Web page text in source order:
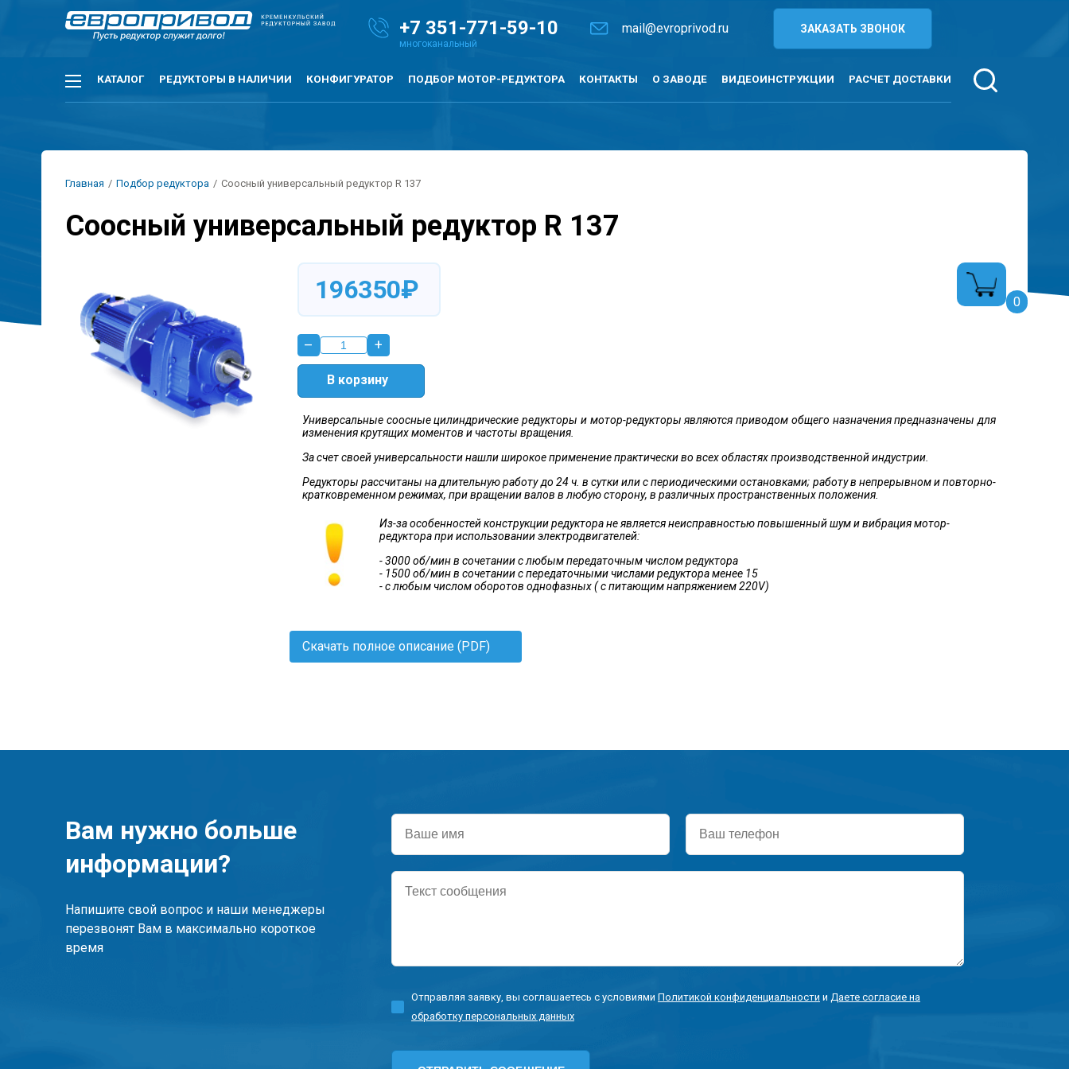
+7 351-771-59-10 mail@evroprivod.ru ЗАКАЗАТЬ ЗВОНОК
Основная
навигация
КАТАЛОГ РЕДУКТОРЫ В НАЛИЧИИ КОНФИГУРАТОР ПОДБОР МОТОР-РЕДУКТОРА КОНТАКТЫ О ЗАВОДЕ ВИДЕОИНСТРУКЦИИ РАСЧЕТ ДОСТАВКИ
Строка
навигации
Главная / Подбор редуктора / Соосный универсальный редуктор R 137
Соосный универсальный редуктор R 137
0
196350₽
– +
В корзину
Универсальные соосные цилиндрические редукторы и мотор-редукторы являются приводом общего назначения предназначены для
изменения крутящих моментов и частоты вращения.
За счет своей универсальности нашли широкое применение практически во всех областях производственной индустрии.
Редукторы рассчитаны на длительную работу до 24 ч. в сутки или с периодическими остановками; работу в непрерывном и повторно-
кратковременном режимах, при вращении валов в любую сторону, в различных пространственных положения.
Из-за особенностей конструкции редуктора не является неисправностью повышенный шум и вибрация мотор-
редуктора при использовании электродвигателей:
- 3000 об/мин в сочетании с любым передаточным числом редуктора
- 1500 об/мин в сочетании с передаточными числами редуктора менее 15
- с любым числом оборотов однофазных ( с питающим напряжением 220V)
Скачать полное описание (PDF)
Вам нужно больше
информации?
Напишите свой вопрос и наши менеджеры
перезвонят Вам в максимально короткое
время
Ваше
имя
Ваш
телефон
Текст
сообщения
Отправляя заявку, вы соглашаетесь с условиями Политикой конфиденциальности и Даете согласие на
обработку персональных данных